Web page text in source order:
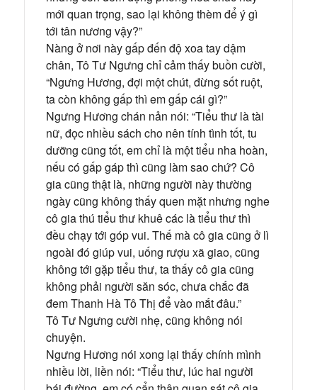
mới quan trọng, sao lại không thèm để ý gì
tới tân nương vậy?”
Nàng ở nơi này gấp đến độ xoa tay dậm
chân, Tô Tư Ngưng chỉ cảm thấy buồn cười,
“Ngưng Hương, đợi một chút, đừng sốt ruột,
ta còn không gấp thì em gấp cái gì?”
Ngưng Hương chán nản nói: “Tiểu thư là tài
nữ, đọc nhiều sách cho nên tính tình tốt, tu
dưỡng cũng tốt, em chỉ là một tiểu nha hoàn,
nếu có gấp gáp thì cũng làm sao chứ? Cô
gia cũng thật là, những người này thường
ngày cũng không thấy quen mặt nhưng nghe
cô gia thú tiểu thư khuê các là tiểu thư thì
đều chạy tới góp vui. Thế mà cô gia cũng ở lì
ngoài đó giúp vui, uống rượu xã giao, cũng
không tới gặp tiểu thư, ta thấy cô gia cũng
không phải người săn sóc, chưa chắc đã
đem Thanh Hà Tô Thị để vào mắt đâu.”
Tô Tư Ngưng cười nhẹ, cũng không nói
chuyện.
Ngưng Hương nói xong lại thấy chính mình
nhiều lời, liền nói: “Tiểu thư, lúc hai người